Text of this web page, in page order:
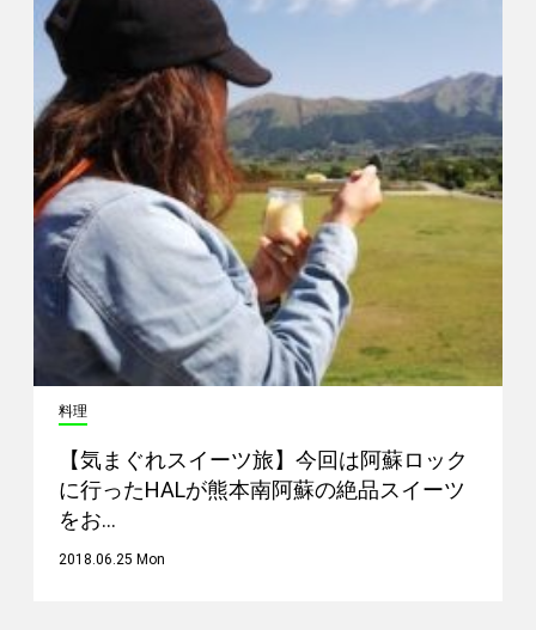
料理
【気まぐれスイーツ旅】今回は阿蘇ロック
に行ったHALが熊本南阿蘇の絶品スイーツ
をお…
2018.06.25 Mon